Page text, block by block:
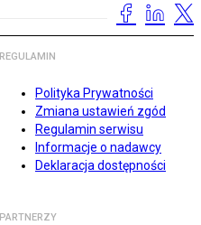
REGULAMIN
Polityka Prywatności
Zmiana ustawień zgód
Regulamin serwisu
Informacje o nadawcy
Deklaracja dostępności
PARTNERZY